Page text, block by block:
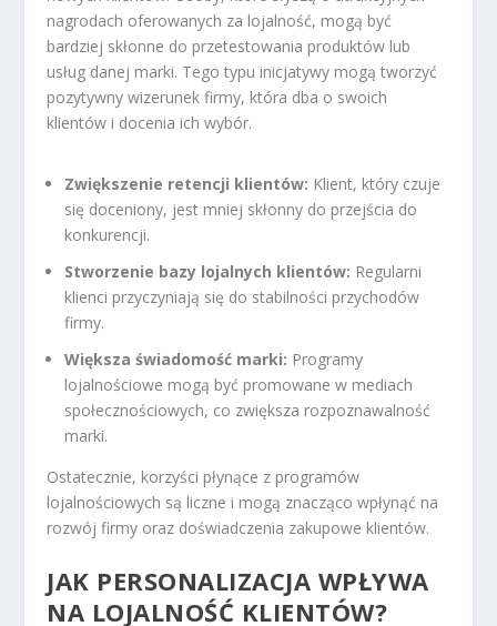
nagrodach oferowanych za lojalność, mogą być
bardziej skłonne do przetestowania produktów lub
usług danej marki. Tego typu inicjatywy mogą tworzyć
pozytywny wizerunek firmy, która dba o swoich
klientów i docenia ich wybór.
Zwiększenie retencji klientów: Klient, który czuje
się doceniony, jest mniej skłonny do przejścia do
konkurencji.
Stworzenie bazy lojalnych klientów: Regularni
klienci przyczyniają się do stabilności przychodów
firmy.
Większa świadomość marki: Programy
lojalnościowe mogą być promowane w mediach
społecznościowych, co zwiększa rozpoznawalność
marki.
Ostatecznie, korzyści płynące z programów
lojalnościowych są liczne i mogą znacząco wpłynąć na
rozwój firmy oraz doświadczenia zakupowe klientów.
JAK PERSONALIZACJA WPŁYWA
NA LOJALNOŚĆ KLIENTÓW?